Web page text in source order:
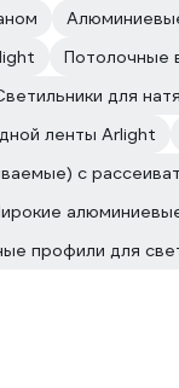
Потолочные
для
ленты Arlight
с
профили для